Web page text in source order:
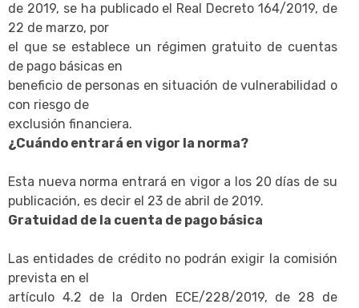
de 2019, se ha publicado el Real Decreto 164/2019, de
22 de marzo, por
el que se establece un régimen gratuito de cuentas
de pago básicas en
beneficio de personas en situación de vulnerabilidad o
con riesgo de
exclusión financiera.
¿Cuándo entrará en vigor la norma?
Esta nueva norma entrará en vigor a los 20 días de su
publicación, es decir el 23 de abril de 2019.
Gratuidad de la cuenta de pago básica
Las entidades de crédito no podrán exigir la comisión
prevista en el
artículo 4.2 de la Orden ECE/228/2019, de 28 de